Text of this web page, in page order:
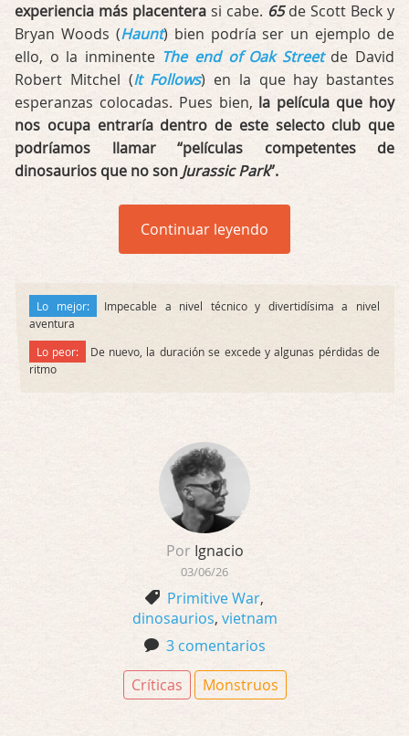
experiencia más placentera si cabe. 65de Scott Beck y
Bryan Woods (Haunt) bien podría ser un ejemplo de
ello, o la inminente The end of Oak Street de David
Robert Mitchel (It Follows) en la que hay bastantes
esperanzas colocadas. Pues bien, la película que hoy
nos ocupa entraría dentro de este selecto club que
podríamos llamar “películas competentes de
dinosaurios que no son Jurassic Park”.
Continuar leyendo
Lo mejor:
Impecable a nivel técnico y divertidísima a nivel
aventura
Lo peor:
De nuevo, la duración se excede y algunas pérdidas de
ritmo
PorIgnacio
03/06/26
Primitive War,
dinosaurios, vietnam
3 comentarios
Críticas
Monstruos